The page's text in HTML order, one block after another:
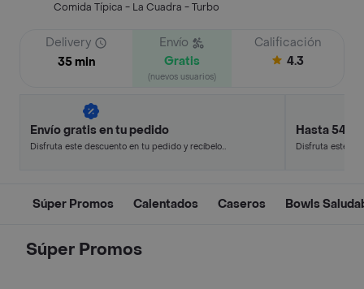
Comida Típica - La Cuadra - Turbo
Delivery
35 min
Envío
Gratis
(nuevos usuarios)
Calificación
4.3
Envío gratis en tu pedido
Disfruta este descuento en tu pedido y recíbelo
Hasta 54%
Disfruta este
Súper Promos Calentados Caseros Bowls
Súper Promos